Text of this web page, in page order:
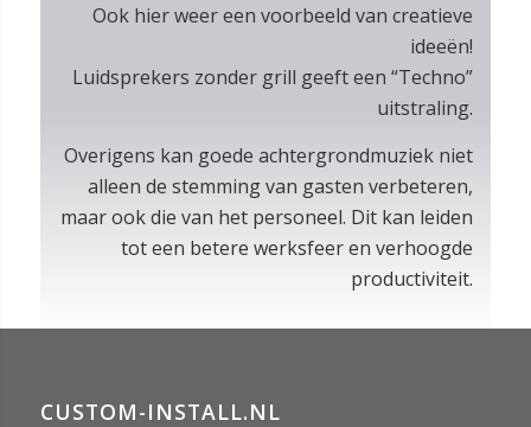
Ook hier weer een voorbeeld van creatieve
ideeën!
Luidsprekers zonder grill geeft een “Techno”
uitstraling.
Overigens kan goede achtergrondmuziek niet
alleen de stemming van gasten verbeteren,
maar ook die van het personeel. Dit kan leiden
tot een betere werksfeer en verhoogde
productiviteit.
CUSTOM-INSTALL.NL